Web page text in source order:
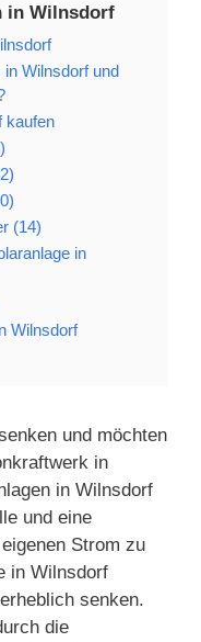
in Wilnsdorf
Wilnsdorf und
kaufen
(14)
in
Wilnsdorf
und möchten
in
in Wilnsdorf
und eine
Strom zu
in Wilnsdorf
senken.
die